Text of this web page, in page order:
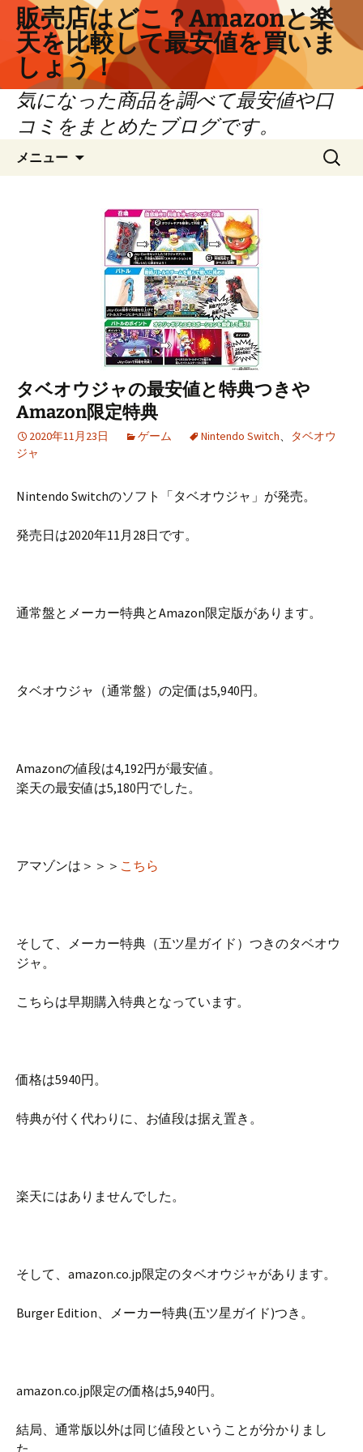
ツ
販売店はどこ？Amazonと楽
天を比較して最安値を買いま
しょう！
気になった商品を調べて最安値や口
コミをまとめたブログです。
メニュー
検
索:
タベオウジャの最安値と特典つきや
Amazon限定特典
2020年11月23日 ゲーム Nintendo Switch、
タベオウ
ジャ
Nintendo Switchのソフト「タベオウジャ」が発売。
発売日は2020年11月28日です。
通常盤とメーカー特典とAmazon限定版があります。
タベオウジャ（通常盤）の定価は5,940円。
Amazonの値段は4,192円が最安値。
楽天の最安値は5,180円でした。
アマゾンは＞＞＞ こちら
そして、メーカー特典（五ツ星ガイド）つきのタベオウ
ジャ。
こちらは早期購入特典となっています。
価格は5940円。
特典が付く代わりに、お値段は据え置き。
楽天にはありませんでした。
そして、amazon.co.jp限定のタベオウジャがあります。
Burger Edition、メーカー特典(五ツ星ガイド)つき。
amazon.co.jp限定の価格は5,940円。
結局、通常版以外は同じ値段ということが分かりまし
た。